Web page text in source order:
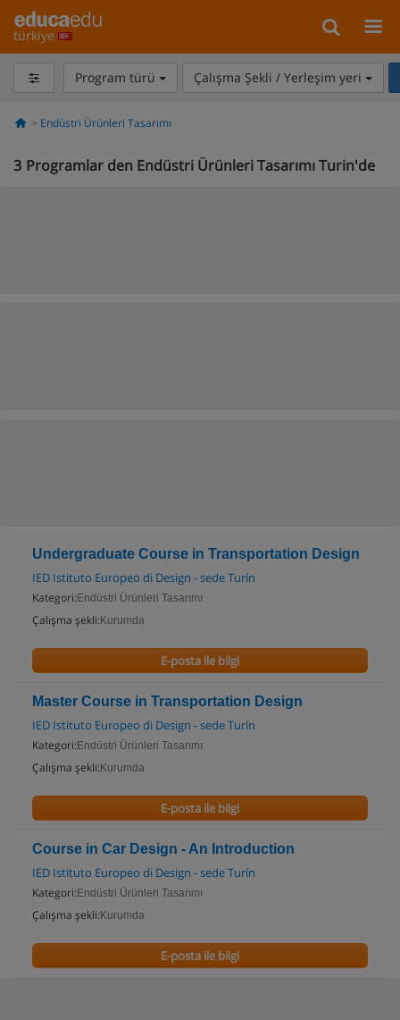
türkiye
Program türü Çalışma Şekli / Yerleşim yeri
Endüstri Ürünleri Tasarımı
3 Programlar den Endüstri Ürünleri Tasarımı Turin'de
Undergraduate Course in Transportation Design
IED Istituto Europeo di Design - sede Turín
Kategori: Endüstri Ürünleri Tasarımı
Çalışma şekli: Kurumda
E-posta ile bilgi
Master Course in Transportation Design
IED Istituto Europeo di Design - sede Turín
Kategori: Endüstri Ürünleri Tasarımı
Çalışma şekli: Kurumda
E-posta ile bilgi
Course in Car Design - An Introduction
IED Istituto Europeo di Design - sede Turín
Kategori: Endüstri Ürünleri Tasarımı
Çalışma şekli: Kurumda
E-posta ile bilgi